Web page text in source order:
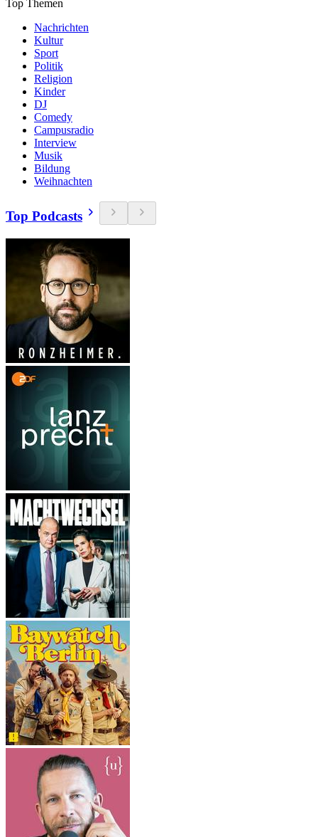
Top Themen
Nachrichten
Kultur
Sport
Politik
Religion
Kinder
DJ
Comedy
Campusradio
Interview
Musik
Bildung
Weihnachten
Top Podcasts